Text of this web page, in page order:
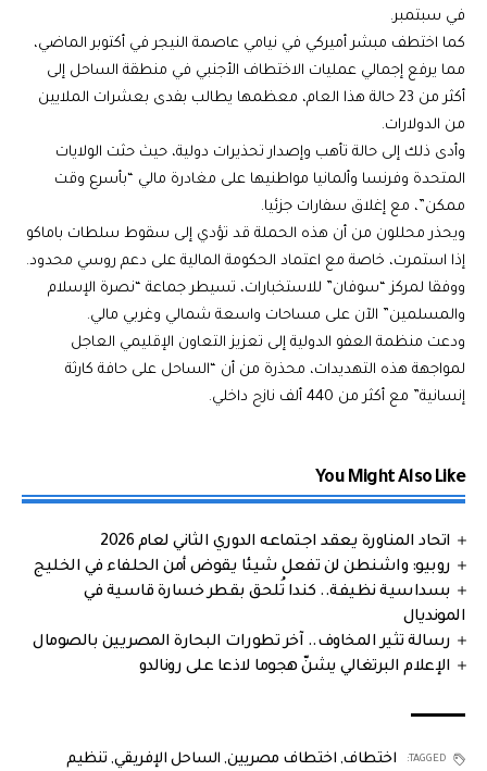
في سبتمبر.
كما اختطف مبشر أميركي في نيامي عاصمة النيجر في أكتوبر الماضي،
مما يرفع إجمالي عمليات الاختطاف الأجنبي في منطقة الساحل إلى
أكثر من 23 حالة هذا العام، معظمها يطالب بفدى بعشرات الملايين
من الدولارات.
وأدى ذلك إلى حالة تأهب وإصدار تحذيرات دولية، حيث حثت الولايات
المتحدة وفرنسا وألمانيا مواطنيها على مغادرة مالي “بأسرع وقت
ممكن”، مع إغلاق سفارات جزئيا.
ويحذر محللون من أن هذه الحملة قد تؤدي إلى سقوط سلطات باماكو
إذا استمرت، خاصة مع اعتماد الحكومة المالية على دعم روسي محدود.
ووفقا لمركز “سوفان” للاستخبارات، تسيطر جماعة “نصرة الإسلام
والمسلمين” الآن على مساحات واسعة شمالي وغربي مالي.
ودعت منظمة العفو الدولية إلى تعزيز التعاون الإقليمي العاجل
لمواجهة هذه التهديدات، محذرة من أن “الساحل على حافة كارثة
إنسانية” مع أكثر من 440 ألف نازح داخلي.
You Might Also Like
اتحاد المناورة يعقد اجتماعه الدوري الثاني لعام 2026
روبيو: واشنطن لن تفعل شيئا يقوض أمن الحلفاء في الخليج
بسداسية نظيفة.. كندا تُلحق بقطر خسارة قاسية في
المونديال
رسالة تثير المخاوف.. آخر تطورات البحارة المصريين بالصومال
الإعلام البرتغالي يشنّ هجوما لاذعا على رونالدو
TAGGED: اختطاف, اختطاف مصريين, الساحل الإفريقي, تنظيم